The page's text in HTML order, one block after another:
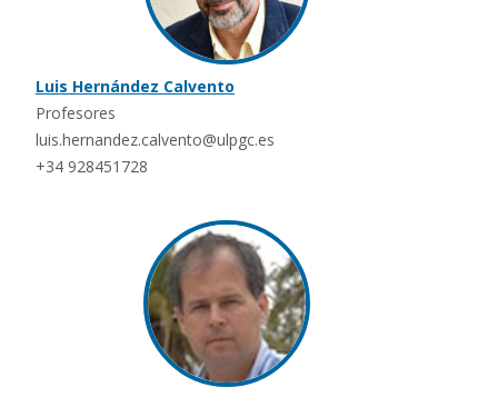
Luis Hernández Calvento
Profesores
luis.hernandez.calvento@ulpgc.es
+34 928451728